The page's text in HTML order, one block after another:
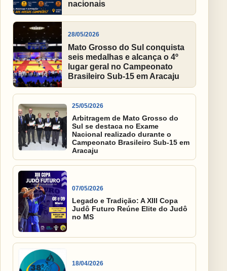
nacionais
28/05/2026
Mato Grosso do Sul conquista
seis medalhas e alcança o 4º
lugar geral no Campeonato
Brasileiro Sub-15 em Aracaju
25/05/2026
Arbitragem de Mato Grosso do
Sul se destaca no Exame
Nacional realizado durante o
Campeonato Brasileiro Sub-15 em
Aracaju
07/05/2026
Legado e Tradição: A XIII Copa
Judô Futuro Reúne Elite do Judô
no MS
18/04/2026